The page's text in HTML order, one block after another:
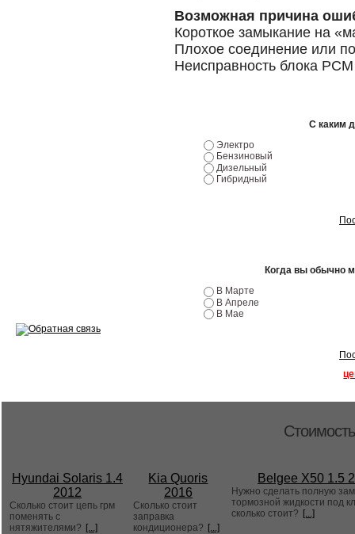
Возможная причина
Короткое замыкание на
Плохое соединение или
Неисправность блока PCM
С каким
Электро
Бензиновый
Дизельный
Гибридный
Когда вы обычно
В Марте
В Апреле
В Мае
Hyundai Solaris 1.4
2012
Сколько стоит цепь грм
поменять с
нятяжителями? [...]
Kia Quoris
2016
Сколько стоит
заправка
кондиционера? [...]
Belgee X50 1.5
Нужно сделать полную
тормозной жидкости под
сколько стоит? [...]